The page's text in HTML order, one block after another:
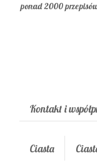
ponad 2000
Kontakt i
Ciasta